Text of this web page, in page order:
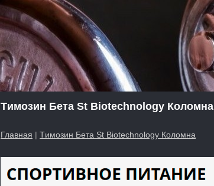
Tимозин Бета St Biotechnology Коломна
Главная | Tимозин Бета St Biotechnology Коломна